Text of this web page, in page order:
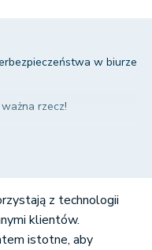
w biurze
rzecz!
o kopie zapasowe
bezpieczeństwa
z technologii
klientów.
istotne, aby